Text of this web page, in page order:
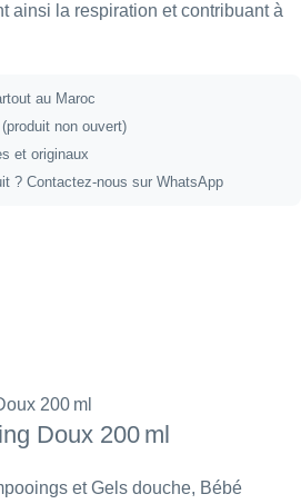
ainsi la respiration et contribuant à
au Maroc
non ouvert)
et originaux
? Contactez-nous sur WhatsApp
Doux 200 ml
et Gels douche, Bébé